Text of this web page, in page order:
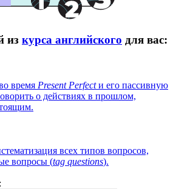
из курса английского для вас:
время Present Perfectи его пассивную
о действиях в прошлом,
всех типов вопросов,
вопросы (tag questions).